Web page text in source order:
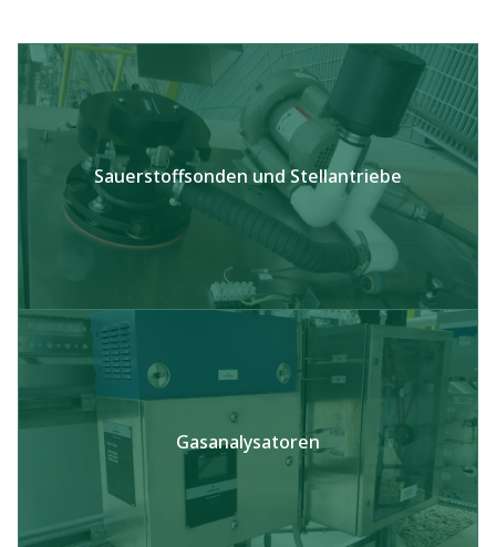
Sauerstoffsonden und Stellantriebe​
Gasanalysatoren​